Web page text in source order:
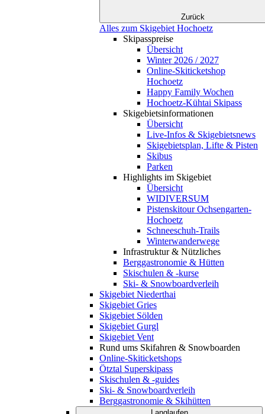
Zurück
Alles zum Skigebiet Hochoetz
Skipasspreise
Übersicht
Winter 2026 / 2027
Online-Skiticketshop
Hochoetz
Happy Family Wochen
Hochoetz-Kühtai Skipass
Skigebietsinformationen
Übersicht
Live-Infos & Skigebietsnews
Skigebietsplan, Lifte & Pisten
Skibus
Parken
Highlights im Skigebiet
Übersicht
WIDIVERSUM
Pistenskitour Ochsengarten-
Hochoetz
Schneeschuh-Trails
Winterwanderwege
Infrastruktur & Nützliches
Berggastronomie & Hütten
Skischulen & -kurse
Ski- & Snowboardverleih
Skigebiet Niederthai
Skigebiet Gries
Skigebiet Sölden
Skigebiet Gurgl
Skigebiet Vent
Rund ums Skifahren & Snowboarden
Online-Skiticketshops
Ötztal Superskipass
Skischulen & -guides
Ski- & Snowboardverleih
Berggastronomie & Skihütten